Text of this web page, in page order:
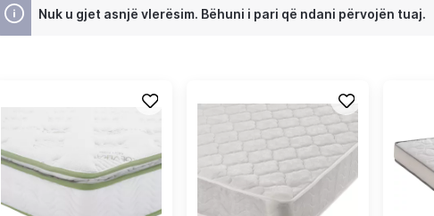
Nuk u gjet asnjë vlerësim. Bëhuni i pari që ndani përvojën tuaj.